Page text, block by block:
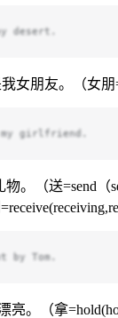
desert.
女朋友。（女朋
girlfriend.
。（送=send（
by Tom.
亮。（拿